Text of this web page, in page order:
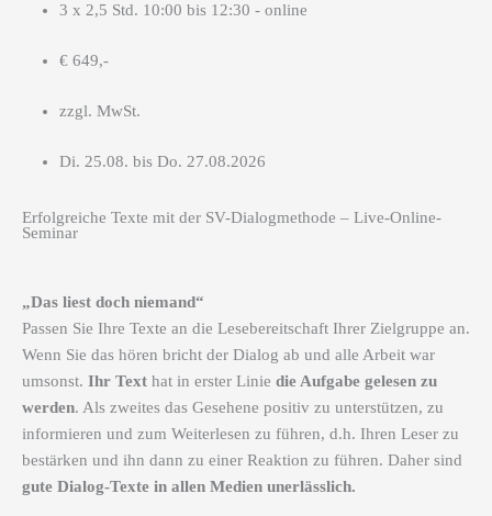
3 x 2,5 Std. 10:00 bis 12:30 - online
€ 649,-
zzgl. MwSt.
Di. 25.08. bis Do. 27.08.2026
Erfolgreiche Texte mit der SV-Dialogmethode – Live-Online-
Seminar
„Das liest doch niemand“
Passen Sie Ihre Texte an die Lesebereitschaft Ihrer Zielgruppe an.
Wenn Sie das hören bricht der Dialog ab und alle Arbeit war
umsonst. Ihr Text hat in erster Linie die Aufgabe gelesen zu
werden. Als zweites das Gesehene positiv zu unterstützen, zu
informieren und zum Weiterlesen zu führen, d.h. Ihren Leser zu
bestärken und ihn dann zu einer Reaktion zu führen. Daher sind
gute Dialog-Texte in allen Medien unerlässlich.